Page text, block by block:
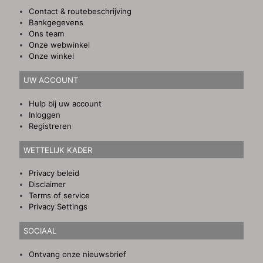
Contact & routebeschrijving
Bankgegevens
Ons team
Onze webwinkel
Onze winkel
UW ACCOUNT
Hulp bij uw account
Inloggen
Registreren
WETTELIJK KADER
Privacy beleid
Disclaimer
Terms of service
Privacy Settings
SOCIAAL
Ontvang onze nieuwsbrief